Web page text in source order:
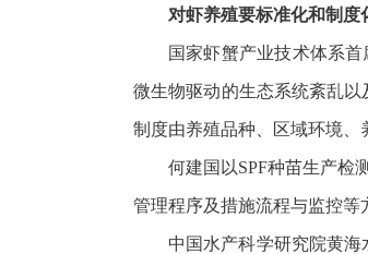
对虾养殖要标准化和制度
国家虾蟹产业技术体系
微生物驱动的生态系统紊乱
制度由养殖品种、区域环境
何建国以SPF种苗生产检
管理程序及措施流程与监控等
中国水产科学研究院黄海